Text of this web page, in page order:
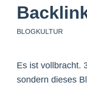
BLOGKULTUR
Es ist vollbracht.
sondern dieses